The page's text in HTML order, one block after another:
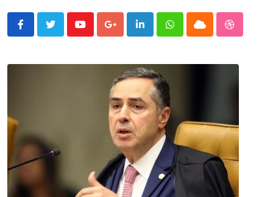
YoutubeGoogle+LinkedInWhatsappCloud